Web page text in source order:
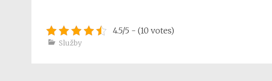
4.5/5 - (10 votes)
Služby